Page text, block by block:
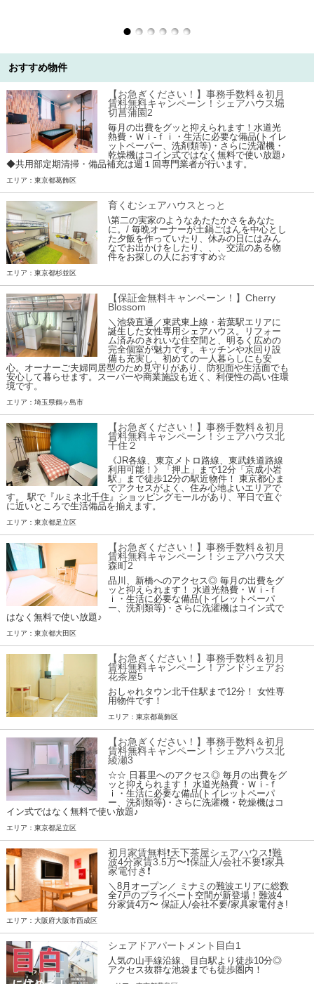
おすすめ物件
【お急ぎください！】事務手数料＆初月
賃料無料キャンペーン！シェアハウス堀
切菖蒲園2
毎月の出費をグッと抑えられます！水道光
熱費・Ｗｉ-ｆｉ・生活に必要な備品(トイレ
ットペーパー、洗剤類等)・さらに洗濯機・
乾燥機はコイン式ではなく無料で使い放題♪
◆共用部定期清掃・備品補充は週１回専門業者が行います。
エリア：東京都葛飾区
育くむシェアハウスとっと
\第二の実家のようなあたたかさをあなた
に。/ 毎晩オーナーが土鍋ごはんを中心とし
た夕飯を作っていたり、休みの日にはみん
なでお出かけをしたり、、、交流のある物
件をお探しの人におすすめ☆
エリア：東京都杉並区
【保証金無料キャンペーン！】Cherry
Blossom
＼池袋直通／東武東上線・若葉駅エリアに
誕生した女性専用シェアハウス。リフォー
ム済みのきれいな住空間と、明るく広めの
完全個室が魅力です。キッチンや水回り設
備も充実し、初めての一人暮らしにも安
心。オーナーご夫婦同居型のため見守りがあり、防犯面や生活面でも
安心して暮らせます。スーパーや商業施設も近く、利便性の高い住環
境です。
エリア：埼玉県鶴ヶ島市
【お急ぎください！】事務手数料＆初月
賃料無料キャンペーン！シェアハウス北
千住２
《JR各線、東京メトロ路線、東武鉄道路線
利用可能！》「押上」まで12分「京成小岩
駅」まで徒歩12分の駅近物件！ 東京都心ま
でアクセスがよく、住み心地よいエリアで
す。 駅で『ルミネ北千住』ショッピングモールがあり、平日で直ぐ
に近いところで生活備品を揃えます。
エリア：東京都足立区
【お急ぎください！】事務手数料＆初月
賃料無料キャンペーン！シェアハウス大
森町2
品川、新橋へのアクセス◎ 毎月の出費をグ
ッと抑えられます！ 水道光熱費・Ｗｉ-ｆ
ｉ・生活に必要な備品(トイレットペーパ
ー、洗剤類等)・さらに洗濯機はコイン式で
はなく無料で使い放題♪
エリア：東京都大田区
【お急ぎください！】事務手数料＆初月
賃料無料キャンペーン！アンドシェアお
花茶屋5
おしゃれタウン北千住駅まで12分！ 女性専
用物件です！
エリア：東京都葛飾区
【お急ぎください！】事務手数料＆初月
賃料無料キャンペーン！シェアハウス北
綾瀬3
☆☆ 日暮里へのアクセス◎ 毎月の出費をグ
ッと抑えられます！ 水道光熱費・Ｗｉ-ｆ
ｉ・生活に必要な備品(トイレットペーパ
ー、洗剤類等)・さらに洗濯機・乾燥機はコ
イン式ではなく無料で使い放題♪
エリア：東京都足立区
初月家賃無料❗️天下茶屋シェアハウス❗️難
波4分家賃3.5万〜❗️保証人/会社不要❗️家具
家電付き❗
＼8月オープン／ ミナミの難波エリアに総数
全7戸のプライベート空間が新登場！難波4
分家賃4万〜 保証人/会社不要/家具家電付き!
エリア：大阪府大阪市西成区
シェアドアパートメント目白1
人気の山手線沿線、目白駅より徒歩10分◎
アクセス抜群な池袋までも徒歩圏内！